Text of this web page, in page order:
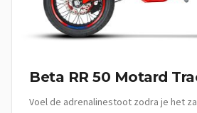
optimale wegligging • Stijlvolle zwarte
Lichtgewicht spaakwielen • Digitale
sportzadel
Beta RR 50 Motard
Voel de adrenalinestoot zodra je het